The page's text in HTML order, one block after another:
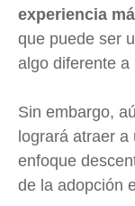
experiencia
que puede ser
algo diferente a
Sin embargo,
logrará atraer a
enfoque
de la adopción